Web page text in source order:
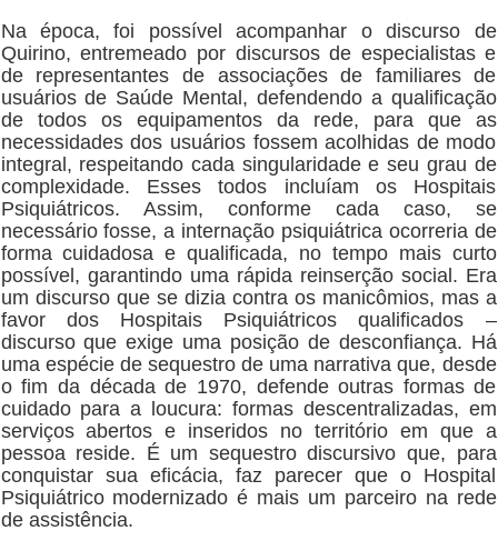
Na época, foi possível acompanhar o discurso de
Quirino, entremeado por discursos de especialistas e
de representantes de associações de familiares de
usuários de Saúde Mental, defendendo a qualificação
de todos os equipamentos da rede, para que as
necessidades dos usuários fossem acolhidas de modo
integral, respeitando cada singularidade e seu grau de
complexidade. Esses todos incluíam os Hospitais
Psiquiátricos. Assim, conforme cada caso, se
necessário fosse, a internação psiquiátrica ocorreria de
forma cuidadosa e qualificada, no tempo mais curto
possível, garantindo uma rápida reinserção social. Era
um discurso que se dizia contra os manicômios, mas a
favor dos Hospitais Psiquiátricos qualificados –
discurso que exige uma posição de desconfiança. Há
uma espécie de sequestro de uma narrativa que, desde
o fim da década de 1970, defende outras formas de
cuidado para a loucura: formas descentralizadas, em
serviços abertos e inseridos no território em que a
pessoa reside. É um sequestro discursivo que, para
conquistar sua eficácia, faz parecer que o Hospital
Psiquiátrico modernizado é mais um parceiro na rede
de assistência.